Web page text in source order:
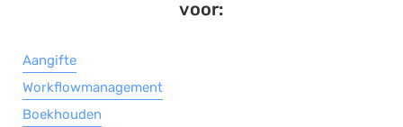
voor:
Aangifte
Workflowmanagement
Boekhouden